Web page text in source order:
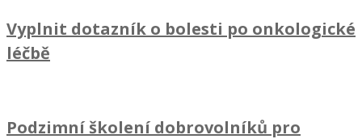
Vyplnit dotazník o bolesti po onkologické
léčbě
Podzimní školení dobrovolníků pro